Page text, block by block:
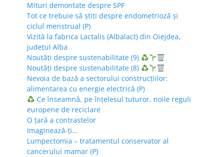
Mituri demontate despre SPF
Tot ce trebuie să știți despre endometrioză și
ciclul menstrual (P)
Vizită la fabrica Lactalis (Albalact) din Oiejdea,
județul Alba
Noutăți despre sustenabilitate (9)
Noutăți despre sustenabilitate (8)
Nevoia de bază a sectorului construcțiilor:
alimentarea cu energie electrică (P)
Ce înseamnă, pe înțelesul tuturor, noile reguli
europene de reciclare
O țară a contrastelor
Imaginează-ți…
Lumpectomia – tratamentul conservator al
cancerului mamar (P)